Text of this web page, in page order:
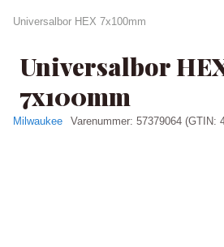
Universalbor HEX 7x100mm
Universalbor
7x100mm
Milwaukee Varenummer: 57379064 (GTIN: